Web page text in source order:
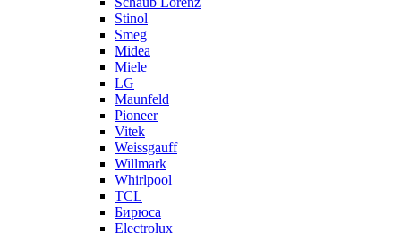
Stinol
Smeg
Midea
Miele
LG
Maunfeld
Pioneer
Vitek
Weissgauff
Willmark
Whirlpool
TCL
Бирюса
Electrolux